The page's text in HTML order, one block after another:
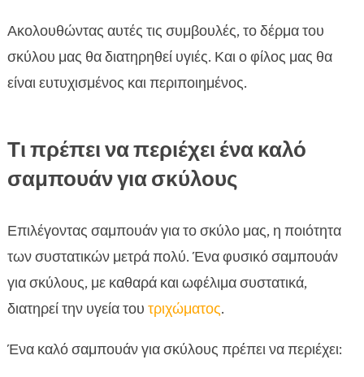
Ακολουθώντας αυτές τις συμβουλές, το δέρμα του
σκύλου μας θα διατηρηθεί υγιές. Και ο φίλος μας θα
είναι ευτυχισμένος και περιποιημένος.
Τι πρέπει να περιέχει ένα καλό
σαμπουάν για σκύλους
Επιλέγοντας σαμπουάν για το σκύλο μας, η ποιότητα
των συστατικών μετρά πολύ. Ένα φυσικό σαμπουάν
για σκύλους, με καθαρά και ωφέλιμα συστατικά,
διατηρεί την υγεία του τριχώματος.
Ένα καλό σαμπουάν για σκύλους πρέπει να περιέχει: